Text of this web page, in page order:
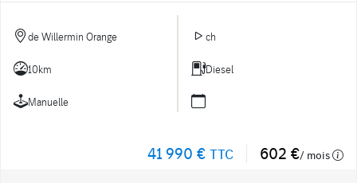
de Willermin Orange ch
10km Diesel
Manuelle
41 990 € TTC 602 €/ mois